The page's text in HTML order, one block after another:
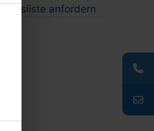
Preisliste anfordern